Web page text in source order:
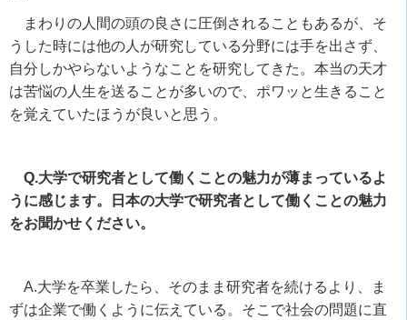
まわりの人間の頭の良さに圧倒されることもあるが、そ
うした時には他の人が研究している分野には手を出さず、
自分しかやらないようなことを研究してきた。本当の天才
は苦悩の人生を送ることが多いので、ポワッと生きること
を覚えていたほうが良いと思う。
Q.大学で研究者として働くことの魅力が薄まっているよ
うに感じます。日本の大学で研究者として働くことの魅力
をお聞かせください。
A.大学を卒業したら、そのまま研究者を続けるより、ま
ずは企業で働くように伝えている。そこで社会の問題に直